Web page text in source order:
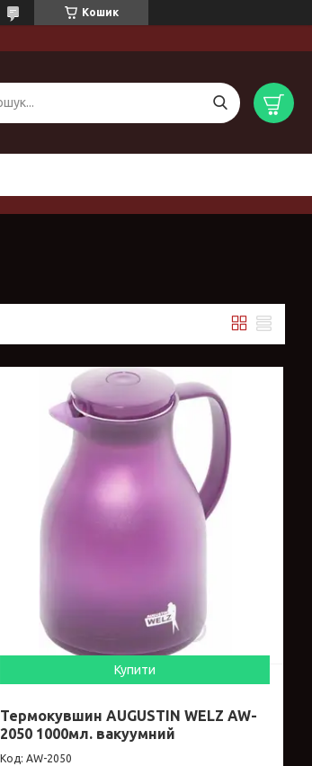
Кошик
Купити
Термокувшин AUGUSTIN WELZ AW-
2050 1000мл. вакуумний
AW-2050